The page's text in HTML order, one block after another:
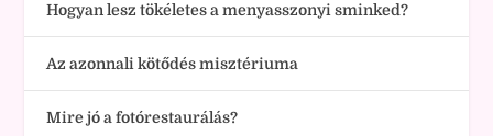
Hogyan lesz tökéletes a menyasszonyi sminked?
Az azonnali kötődés misztériuma
Mire jó a fotórestaurálás?